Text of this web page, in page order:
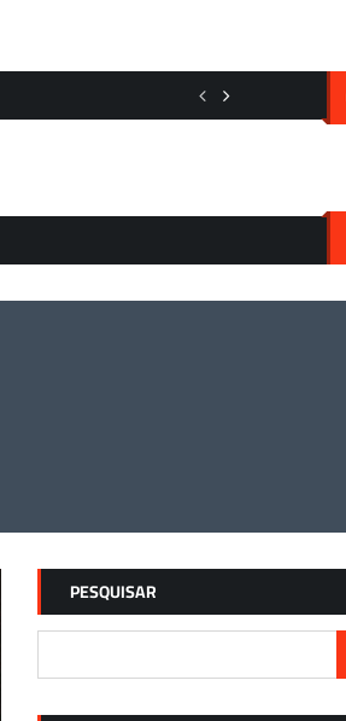
A encruzilhada da DJI:
PESQUISAR